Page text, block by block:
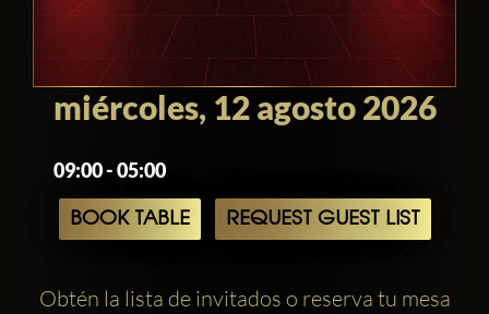
miércoles, 12 agosto 2026
09:00 - 05:00
BOOK TABLE REQUEST GUEST LIST
Obtén la lista de invitados o reserva tu mesa